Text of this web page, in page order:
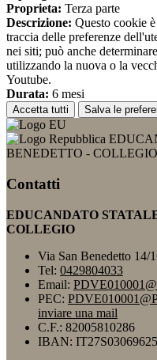
Proprieta: Terza parte
Descrizione: Questo cookie
traccia delle preferenze
nei siti; può anche
utilizzando la nuova o la
Youtube.
Durata: 6 mesi
Accetta tutti Salva le
BENEDETTO - COLLEGIO
Contatti
EDUCANDATO
COLLEGIO
Via San Benedetto 14/
Tel: 0429804033
Email:
PEC:
inviare una mail
C.F.: 82005810286
IBAN: